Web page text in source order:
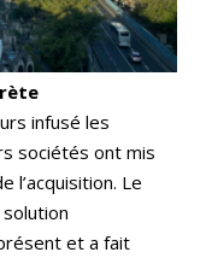
infusé les
sociétés ont mis
l’acquisition. Le
et a fait